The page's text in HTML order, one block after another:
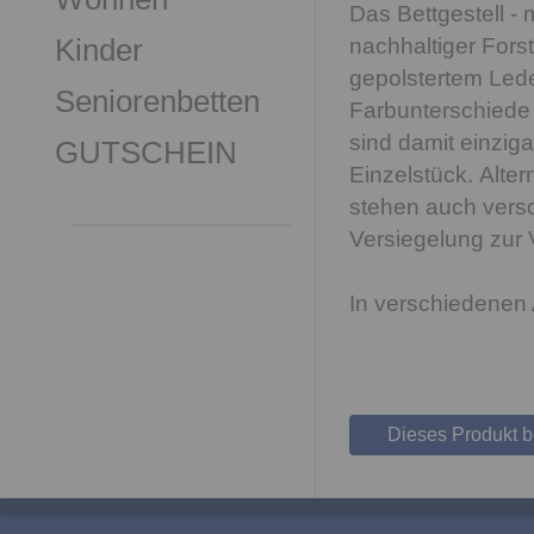
Kinder
Seniorenbetten
GUTSCHEIN
Das Bettgestell -
nachhaltiger
gepolstertem
sind damit
Einzelstück.
stehen auch
Versiegelung zur
In
Dieses Produkt